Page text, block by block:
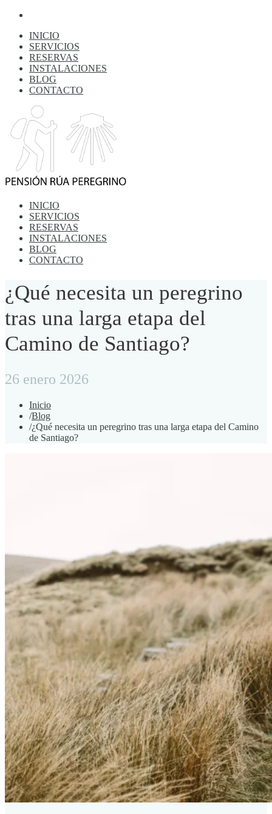
INICIO
SERVICIOS
RESERVAS
INSTALACIONES
BLOG
CONTACTO
INICIO
SERVICIOS
RESERVAS
INSTALACIONES
BLOG
CONTACTO
¿Qué necesita un peregrino
tras una larga etapa del
Camino de Santiago?
26 enero 2026
Inicio
/Blog
/¿Qué necesita un peregrino tras una larga etapa del Camino
de Santiago?